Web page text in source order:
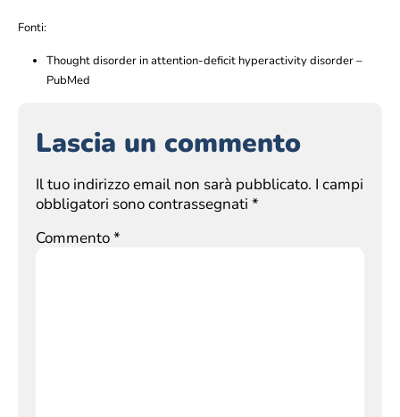
Fonti:
Thought disorder in attention-deficit hyperactivity disorder –
PubMed
Lascia un commento
Il tuo indirizzo email non sarà pubblicato. I campi
obbligatori sono contrassegnati *
Commento*